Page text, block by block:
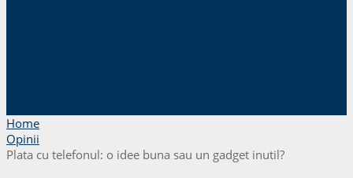
Home
Opinii
Plata cu telefonul: o idee buna sau un gadget inutil?